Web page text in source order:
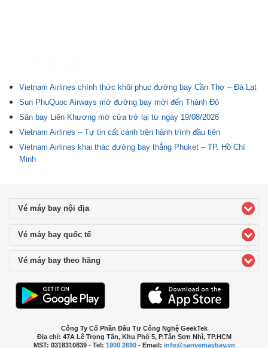
Vietnam Airlines chính thức khôi phục đường bay Cần Thơ – Đà Lạt
Sun PhuQuoc Airways mở đường bay mới đến Thành Đô
Sân bay Liên Khương mở cửa trở lại từ ngày 19/08/2026
Vietnam Airlines – Tự tin cất cánh trên hành trình đầu tiên
Vietnam Airlines khai thác đường bay thẳng Phuket – TP. Hồ Chí
Minh
Vé máy bay nội địaclick to expand contents
Vé máy bay quốc tếclick to expand contents
Vé máy bay theo hãng
Công Ty Cổ Phần Đầu Tư Công Nghệ GeekTek
Địa chỉ: 47A Lê Trọng Tấn, Khu Phố 5, P.Tân Sơn Nhì, TP.HCM
MST: 0318310839 - Tel: 1900 2690- Email: info@sanvemaybay.vn